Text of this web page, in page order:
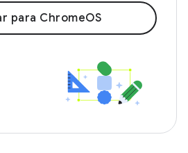
para ChromeOS